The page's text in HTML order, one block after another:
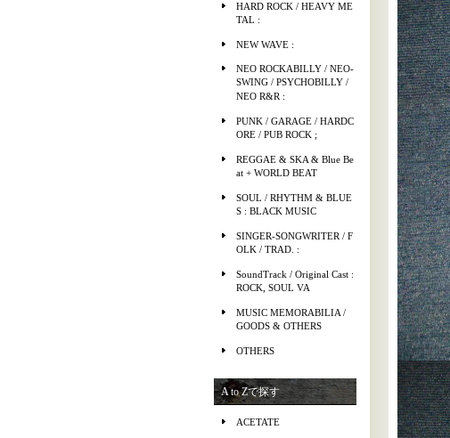
HARD ROCK / HEAVY ME
TAL :
NEW WAVE :
NEO ROCKABILLY / NEO-
SWING / PSYCHOBILLY /
NEO R&R :
PUNK / GARAGE / HARDC
ORE / PUB ROCK ;
REGGAE & SKA & Blue Be
at + WORLD BEAT
SOUL / RHYTHM & BLUE
S : BLACK MUSIC
SINGER-SONGWRITER / F
OLK / TRAD. :
SoundTrack / Original Cast :
ROCK, SOUL VA
MUSIC MEMORABILIA /
GOODS & OTHERS
OTHERS
A to Zで探す
ACETATE